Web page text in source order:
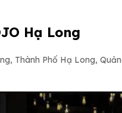
Hạ Long
Thành Phố Hạ Long,